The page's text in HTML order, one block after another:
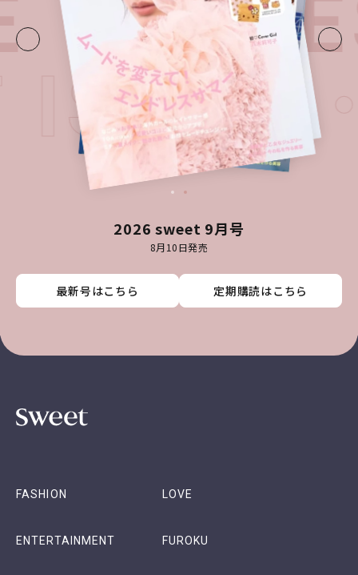
2026 sweet 9月号
8月10日発売
最新号はこちら 定期購読はこちら
最新号はこちら 定期購読はこちら
最新号はこちら 定期購読はこちら
最新号はこちら 定期購読はこちら
FASHION LOVE
ENTERTAINMENT FUROKU